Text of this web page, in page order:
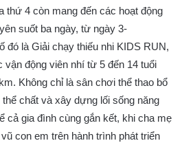
thứ 4 còn mang đến các hoạt động
suốt ba ngày, từ ngày 3-
đó là Giải chạy thiếu nhi KIDS RUN,
động viên nhí từ 5 đến 14 tuổi
Không chỉ là sân chơi thể thao bổ
chất và xây dựng lối sống năng
cả gia đình cùng gắn kết, khi cha mẹ
con em trên hành trình phát triển